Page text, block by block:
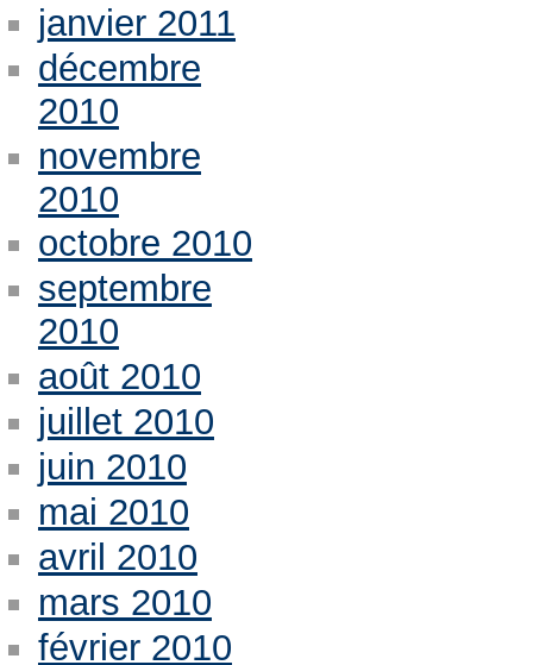
janvier 2011
décembre
2010
novembre
2010
octobre 2010
septembre
2010
août 2010
juillet 2010
juin 2010
mai 2010
avril 2010
mars 2010
février 2010